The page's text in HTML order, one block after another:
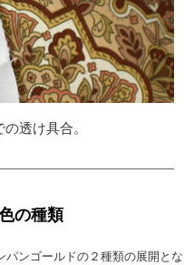
透け具合。
の種類
パンゴールドの２種類の展開とな